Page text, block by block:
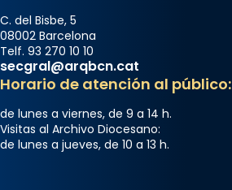
C. del Bisbe, 5
08002 Barcelona
Telf. 93 270 10 10
secgral@arqbcn.cat
Horario de atención al público:
de lunes a viernes, de 9 a 14 h.
Visitas al Archivo Diocesano:
de lunes a jueves, de 10 a 13 h.